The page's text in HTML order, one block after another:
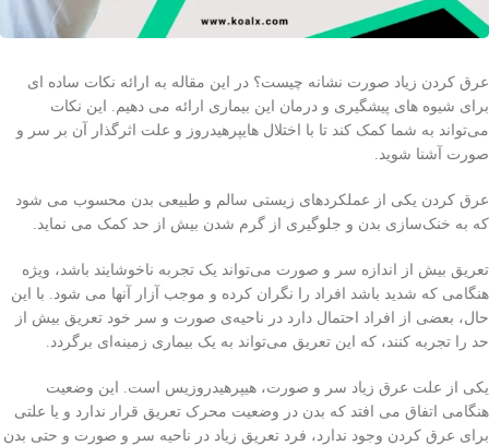
عرق كردن زياد صورت نشانه چيست؟ در این مقاله به ارائه نکات ساده ای
برای شیوه های پیشگیری و درمان این بیماری ارائه می دهیم. این نکات
می‌تواند به شما کمک کند تا با اختلال هایپرهیدروز و علت اثرگذار آن بر سر و
صورت آشنا شوید.
عرق کردن یکی از عملکردهای زیستی سالم و طبیعی بدن محسوب می شود
که به خنک‌سازی بدن و جلوگیری از گرم شدن بیش از حد کمک می نماید.
تعریق بیش از اندازه سر و صورت می‌تواند یک تجربه ناخوشایند باشد، ویژه
هنگامی که شدید باشد افراد را نگران کرده و موجب آزار آنها می شود. با این
حال، بعضی از افراد احتمال دارد در ناحیه‌ی صورت و سر خود تعریق بیش از
حد را تجربه کنند، که این تعریق می‌تواند به یک بیماری زمینه‌ای برگردد.
یکی از علت عرق زیاد سر و صورت، هیپرهیدروزیس است. این وضعیت
هنگامی اتفاق می افتد که بدن در وضعیت محرک تعریق قرار ندارد و یا علتی
برای عرق کردن وجود ندارد، فرد تعریق زیاد در ناحیه سر و صورت و حتی بدن